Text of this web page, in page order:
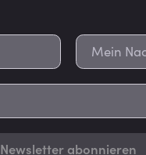
Newsletter abonnieren